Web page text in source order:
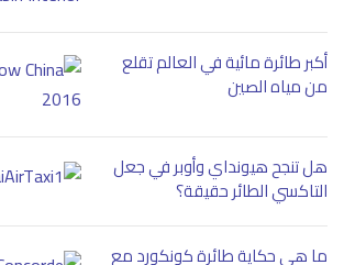
أكبر طائرة مائية في العالم تقلع
من مياه الصين
هل تنجح هيونداي وأوبر في جعل
التاكسي الطائر حقيقة؟
ما هي حكاية طائرة كونكورد مع